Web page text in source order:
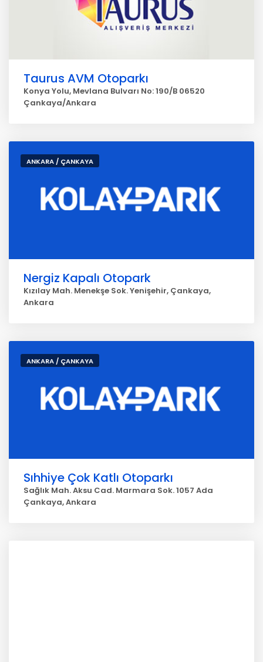
Taurus AVM Otoparkı
Konya Yolu, Mevlana Bulvarı No: 190/B 06520
Çankaya/Ankara
ANKARA / ÇANKAYA
Nergiz Kapalı Otopark
Kızılay Mah. Menekşe Sok. Yenişehir, Çankaya,
Ankara
ANKARA / ÇANKAYA
Sıhhiye Çok Katlı Otoparkı
Sağlık Mah. Aksu Cad. Marmara Sok. 1057 Ada
Çankaya, Ankara